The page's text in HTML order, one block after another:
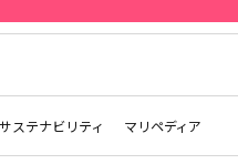
サステナビリティ マリペディア